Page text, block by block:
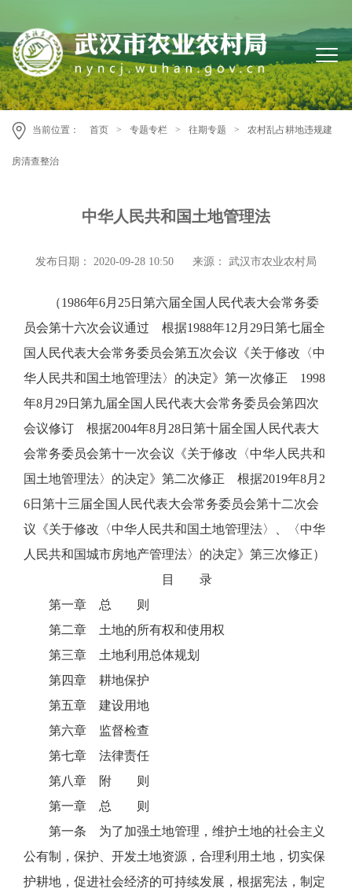
当前位置： 首页 > 专题专栏 > 往期专题 > 农村乱占耕地违规建
房清查整治
中华人民共和国土地管理法
发布日期： 2020-09-28 10:50 来源： 武汉市农业农村局
（1986年6月25日第六届全国人民代表大会常务委
员会第十六次会议通过 根据1988年12月29日第七届全
国人民代表大会常务委员会第五次会议《关于修改〈中
华人民共和国土地管理法〉的决定》第一次修正 1998
年8月29日第九届全国人民代表大会常务委员会第四次
会议修订 根据2004年8月28日第十届全国人民代表大
会常务委员会第十一次会议《关于修改〈中华人民共和
国土地管理法〉的决定》第二次修正 根据2019年8月2
6日第十三届全国人民代表大会常务委员会第十二次会
议《关于修改〈中华人民共和国土地管理法〉、〈中华
人民共和国城市房地产管理法〉的决定》第三次修正）
目 录
第一章 总 则
第二章 土地的所有权和使用权
第三章 土地利用总体规划
第四章 耕地保护
第五章 建设用地
第六章 监督检查
第七章 法律责任
第八章 附 则
第一章 总 则
第一条 为了加强土地管理，维护土地的社会主义
公有制，保护、开发土地资源，合理利用土地，切实保
护耕地，促进社会经济的可持续发展，根据宪法，制定